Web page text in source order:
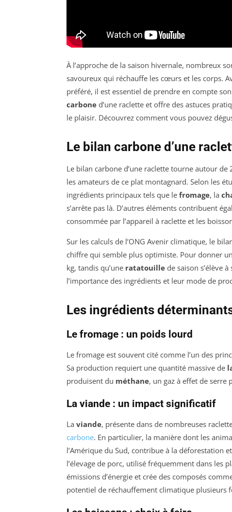
À l’approche de la saison hivernale, nombreux
savoureux qui réchauffe les cœurs et les corps.
préféré, il est essentiel de prendre en compte son
carbone d’une raclette et offre des astuces
le plaisir. Découvrez comment vous pouvez
Le bilan carbone d’une
Le bilan carbone d’une raclette tourne autour
les amateurs de ce plat montagnard. Selon les
ingrédients principaux tels que le fromage, la
s’arrête pas là. D’autres éléments contribuent
consommée par l’appareil à raclette et les
Sur les calculs de l’ONG Avenir climatique, le
chiffre qui semble plus optimiste. Pour donner
kg, tandis qu’une ratatouille de saison s’élève
l’importance des ingrédients et leur mode de
Les ingrédients
Le fromage : un poids lourd
Le fromage est souvent cité comme l’un des
Sa production requiert une quantité massive de
produisent du méthane, un gaz à effet de
La viande : un impact significatif
La viande, présente dans de nombreuses
carbone. En particulier, la manière dont les
l’Amérique du Sud, contribue à la déforestation
l’élevage de porc, utilisé fréquemment dans les
émissions d’énergie et crée des composés
potentiel de réchauffement climatique plusieurs